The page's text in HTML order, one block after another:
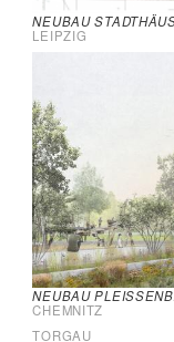
NEUBAU
LEIPZIG
NEUBAU
CHEMNITZ
JUNGE GÄRTEN
TORGAU